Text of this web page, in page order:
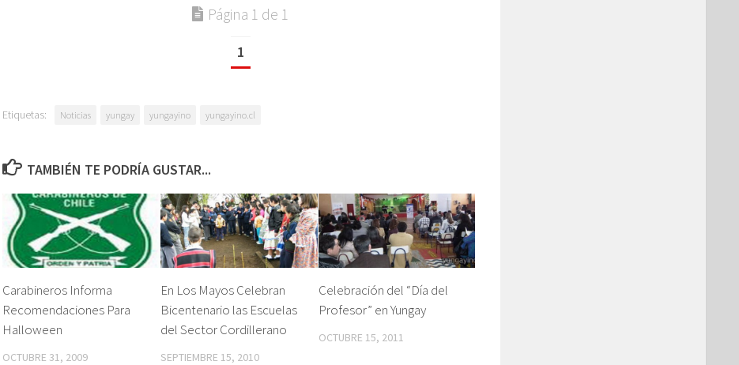
Página 1 de 1
1
Etiquetas: Noticias yungay yungayino yungayino.cl
TAMBIÉN TE PODRÍA GUSTAR...
Carabineros Informa
Recomendaciones Para
Halloween
OCTUBRE 31, 2009
En Los Mayos Celebran
Bicentenario las Escuelas
del Sector Cordillerano
SEPTIEMBRE 15, 2010
Celebración del “Día del
Profesor” en Yungay
OCTUBRE 15, 2011